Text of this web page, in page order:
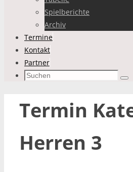
Spielberichte
Archiv
Termine
Kontakt
Partner
Suchen
Termin
Herren 3